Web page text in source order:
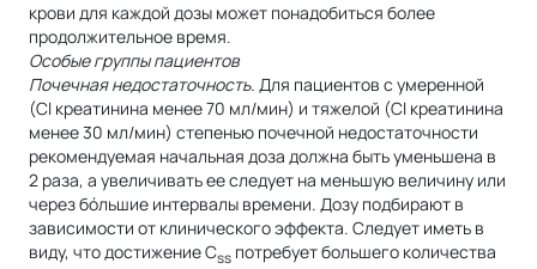
крови для каждой дозы может понадобиться более
продолжительное время.
Особые группы пациентов
Почечная недостаточность. Для пациентов с умеренной
(Cl креатинина менее 70 мл/мин) и тяжелой (Cl креатинина
менее 30 мл/мин) степенью почечной недостаточности
рекомендуемая начальная доза должна быть уменьшена в
2 раза, а увеличивать ее следует на меньшую величину или
через бóльшие интервалы времени. Дозу подбирают в
зависимости от клинического эффекта. Следует иметь в
виду, что достижение Css потребует большего количества